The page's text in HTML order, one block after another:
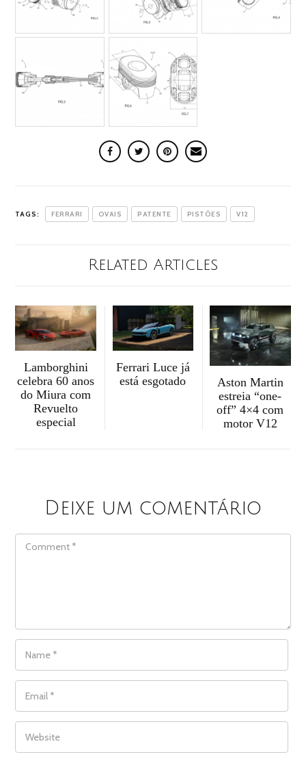
TAGS: FERRARI OVAIS PATENTE PISTÕES V12
Related Articles
Lamborghini
celebra 60 anos
do Miura com
Revuelto
especial
Ferrari Luce já
está esgotado
Aston Martin
estreia “one-
off” 4×4 com
motor V12
Deixe um comentário